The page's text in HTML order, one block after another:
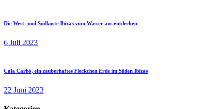
Die West- und Südküste Ibizas vom Wasser aus entdecken
6 Juli 2023
Cala Carbó, ein zauberhaftes Fleckchen Erde im Süden Ibizas
22 Juni 2023